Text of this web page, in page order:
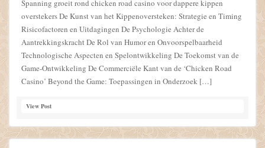
Spanning groeit rond chicken road casino voor dappere kippen
overstekers De Kunst van het Kippenoversteken: Strategie en Timing
Risicofactoren en Uitdagingen De Psychologie Achter de
Aantrekkingskracht De Rol van Humor en Onvoorspelbaarheid
Technologische Aspecten en Spelontwikkeling De Toekomst van de
Game-Ontwikkeling De Commerciële Kant van de ‘Chicken Road
Casino’ Beyond the Game: Toepassingen in Onderzoek […]
View Post